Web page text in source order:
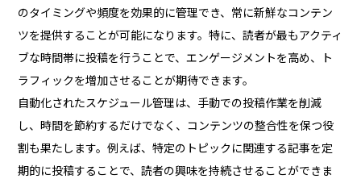
のタイミングや頻度を効果的に管理でき、常に新鮮なコンテン
ツを提供することが可能になります。特に、読者が最もアクティ
ブな時間帯に投稿を行うことで、エンゲージメントを高め、ト
ラフィックを増加させることが期待できます。
自動化されたスケジュール管理は、手動での投稿作業を削減
し、時間を節約するだけでなく、コンテンツの整合性を保つ役
割も果たします。例えば、特定のトピックに関連する記事を定
期的に投稿することで、読者の興味を持続させることができま